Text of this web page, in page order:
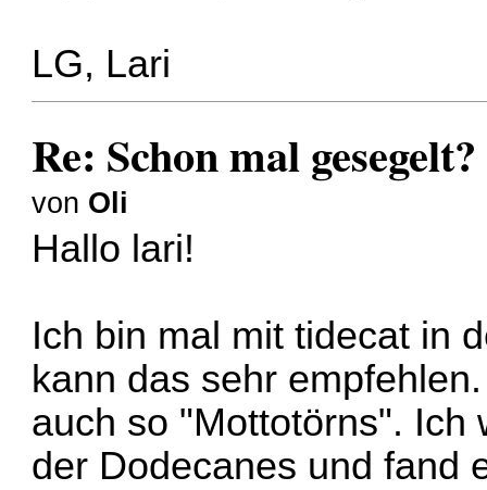
LG, Lari
Re: Schon mal gesegelt?
von Oli
Hallo lari!
Ich bin mal mit tidecat in
kann das sehr
auch so "Mottotörns". Ich
der Dodecanes und fand